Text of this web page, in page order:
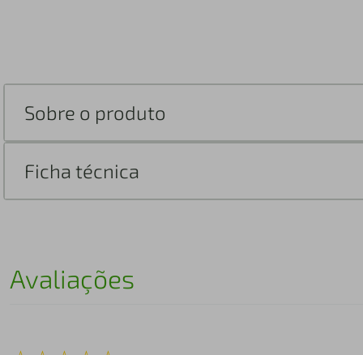
Sobre o produto
Ficha técnica
Avaliações